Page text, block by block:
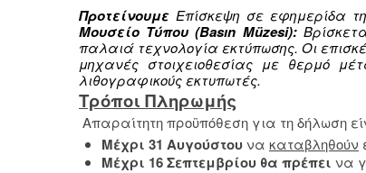
ΠροτείνουμεΕπίσκεψη σε εφημερίδα
Μουσείο Τύπου (Basın Müzesi):
παλαιά τεχνολογία εκτύπωσης. Οι
μηχανές στοιχειοθεσίας με θερμό
λιθογραφικούς εκτυπωτές.
Τρόποι Πληρωμής
Απαραίτητη προϋπόθεση για τη δήλωση
Μέχρι 31 Αυγούστουνα καταβληθούν
Μέχρι 16 Σεπτεμβρίου θα πρέπει να